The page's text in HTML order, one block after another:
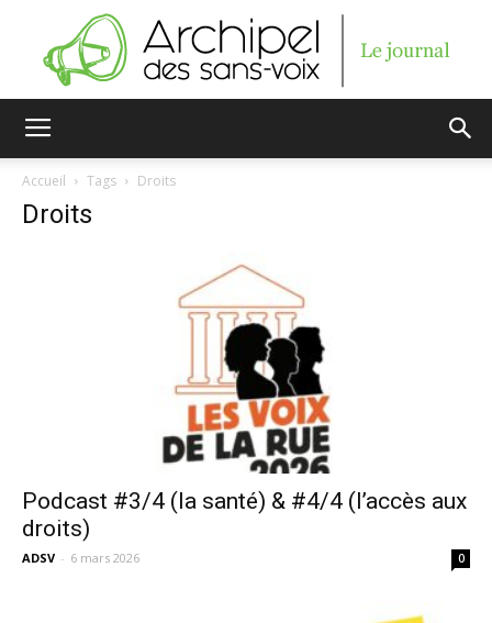
sans-
voix
Accueil Tags Droits
Droits
Podcast #3/4 (la santé) & #4/4 (l’accès aux
droits)
ADSV - 6 mars 2026 0